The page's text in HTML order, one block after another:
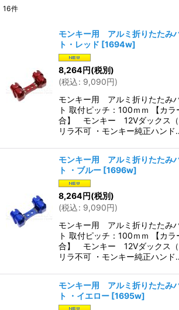
並び順:
絞り込む
16件
モンキー用 アルミ折りたたみ
ト・レッド [1694w]
8,264円(税別)
(税込: 9,090円)
モンキー用 アルミ折りたたみ
ト 取付ピッチ：100ｍｍ 【カ
合】 モンキー 12Vダックス
リラ不可 ・モンキー純正ハンド
モンキー用 アルミ折りたたみ
ト ・ブルー [1696w]
8,264円(税別)
(税込: 9,090円)
モンキー用 アルミ折りたたみ
ト 取付ピッチ：100ｍｍ 【カ
合】 モンキー 12Vダックス
リラ不可 ・モンキー純正ハンド
モンキー用 アルミ折りたたみ
ト ・イエロー [1695w]